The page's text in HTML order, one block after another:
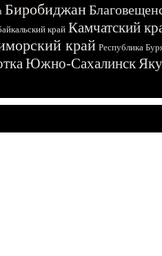
Биробиджан
край Камчатский
край Республика
Южно-Сахалинск